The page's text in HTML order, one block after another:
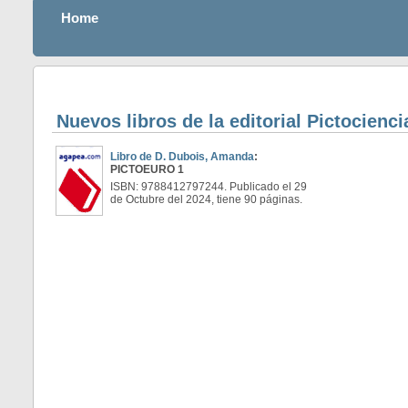
Home
Nuevos libros de la editorial
Libro de D. Dubois, Amanda:
PICTOEURO 1
ISBN: 9788412797244. Publicado el 29
de Octubre del 2024, tiene 90 páginas.